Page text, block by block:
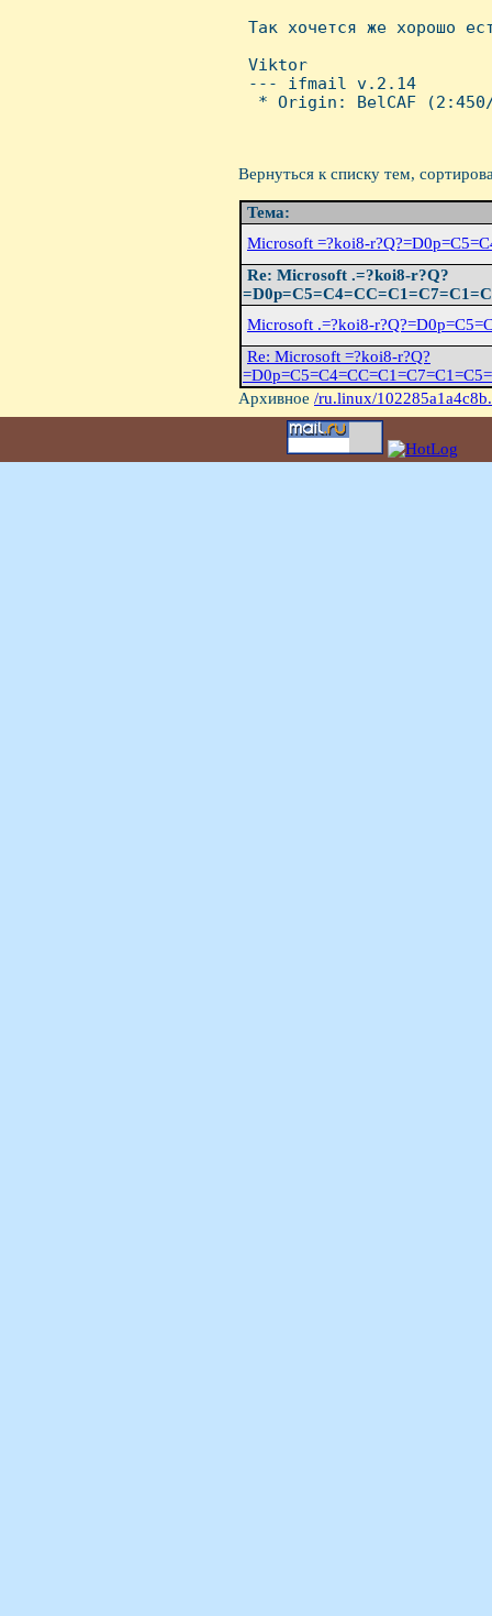
Так хочется же хоpошо
Viktor
--- ifmail v.2.14
* Origin: BelCAF
Вернуться к списку тем,
Тема:
Microsoft =?koi8-
Re: Microsoft .=?koi8-r?Q?
Microsoft .=?koi8-
Re: Microsoft =?koi8-r?Q?
Архивное /ru.linux/